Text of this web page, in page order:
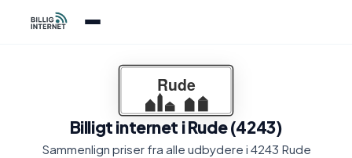
Billigt internet i Rude (4243)
Sammenlign priser fra alle udbydere i 4243 Rude